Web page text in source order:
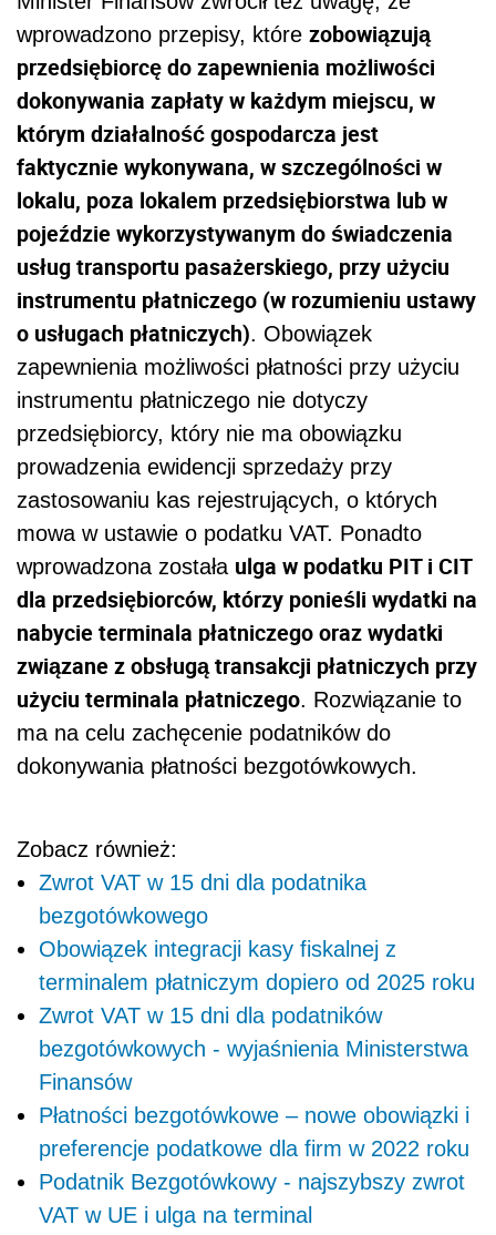
wprowadzono przepisy, które zobowiązują
przedsiębiorcę do zapewnienia możliwości
dokonywania zapłaty w każdym miejscu, w
którym działalność gospodarcza jest
faktycznie wykonywana, w szczególności w
lokalu, poza lokalem przedsiębiorstwa lub w
pojeździe wykorzystywanym do świadczenia
usług transportu pasażerskiego, przy użyciu
instrumentu płatniczego (w rozumieniu ustawy
o usługach płatniczych). Obowiązek
zapewnienia możliwości płatności przy użyciu
instrumentu płatniczego nie dotyczy
przedsiębiorcy, który nie ma obowiązku
prowadzenia ewidencji sprzedaży przy
zastosowaniu kas rejestrujących, o których
mowa w ustawie o podatku VAT. Ponadto
wprowadzona została ulga w podatku PIT i CIT
dla przedsiębiorców, którzy ponieśli wydatki na
nabycie terminala płatniczego oraz wydatki
związane z obsługą transakcji płatniczych przy
użyciu terminala płatniczego. Rozwiązanie to
ma na celu zachęcenie podatników do
dokonywania płatności bezgotówkowych.
Zobacz również:
Zwrot VAT w 15 dni dla podatnika
bezgotówkowego
Obowiązek integracji kasy fiskalnej z
terminalem płatniczym dopiero od 2025 roku
Zwrot VAT w 15 dni dla podatników
bezgotówkowych - wyjaśnienia Ministerstwa
Finansów
Płatności bezgotówkowe – nowe obowiązki i
preferencje podatkowe dla firm w 2022 roku
Podatnik Bezgotówkowy - najszybszy zwrot
VAT w UE i ulga na terminal